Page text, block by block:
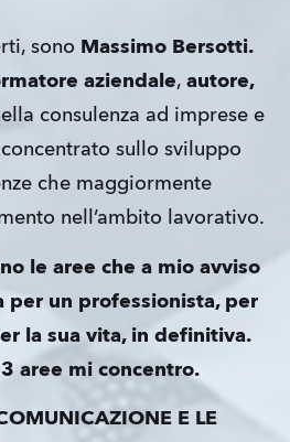
sono Massimo Bersotti.
aziendale, autore,
consulenza ad imprese e
sullo sviluppo
che maggiormente
nell’ambito lavorativo.
le aree che a mio avviso
per un professionista, per
la sua vita, in definitiva.
aree mi concentro.
E LE